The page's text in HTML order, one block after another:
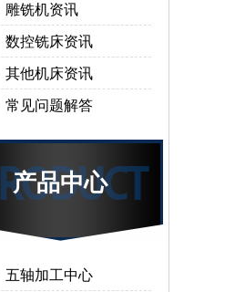
雕铣机资讯
数控铣床资讯
其他机床资讯
常见问题解答
产品中心
五轴加工中心